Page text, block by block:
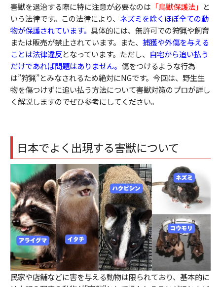
害獣を退治する際に特に注意が必要なのは 「鳥獣保護法」 と
いう法律です。この法律により、 ネズミを除くほぼ全ての動
物が保護されています。 具体的には、無許可での狩猟や飼育
または販売が禁止されています。また、 捕獲や外傷を与える
ことは法律違反となっています。ただし、 自宅から追い払う
だけであれば問題はありません。 傷をつけるような行為
は”狩猟”とみなされるため絶対にNGです。今回は、野生生
物を傷つけずに追い払う方法について害獣対策のプロが詳し
く解説しますのでぜひ参考にしてください。
日本でよく出現する害獣について
民家や店舗などに害を与える動物は限られており、基本的に